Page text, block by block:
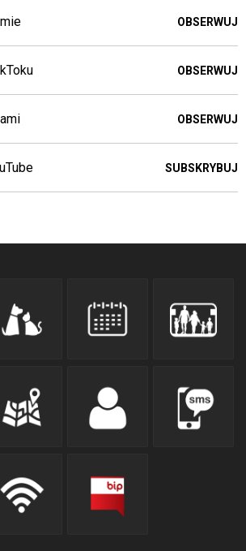
OBSERWUJ
OBSERWUJ
OBSERWUJ
SUBSKRYBUJ